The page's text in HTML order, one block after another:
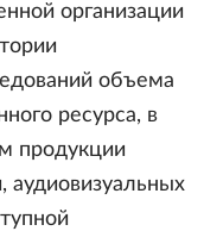
организации
объема
ресурса, в
продукции
аудиовизуальных